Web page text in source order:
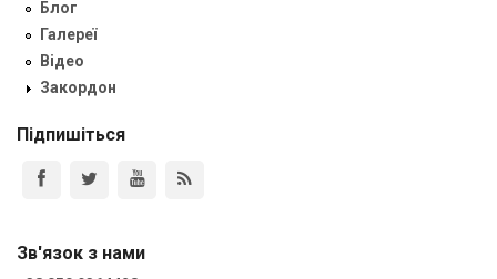
Блог
Галереї
Відео
Закордон
Підпишіться
Зв'язок з нами